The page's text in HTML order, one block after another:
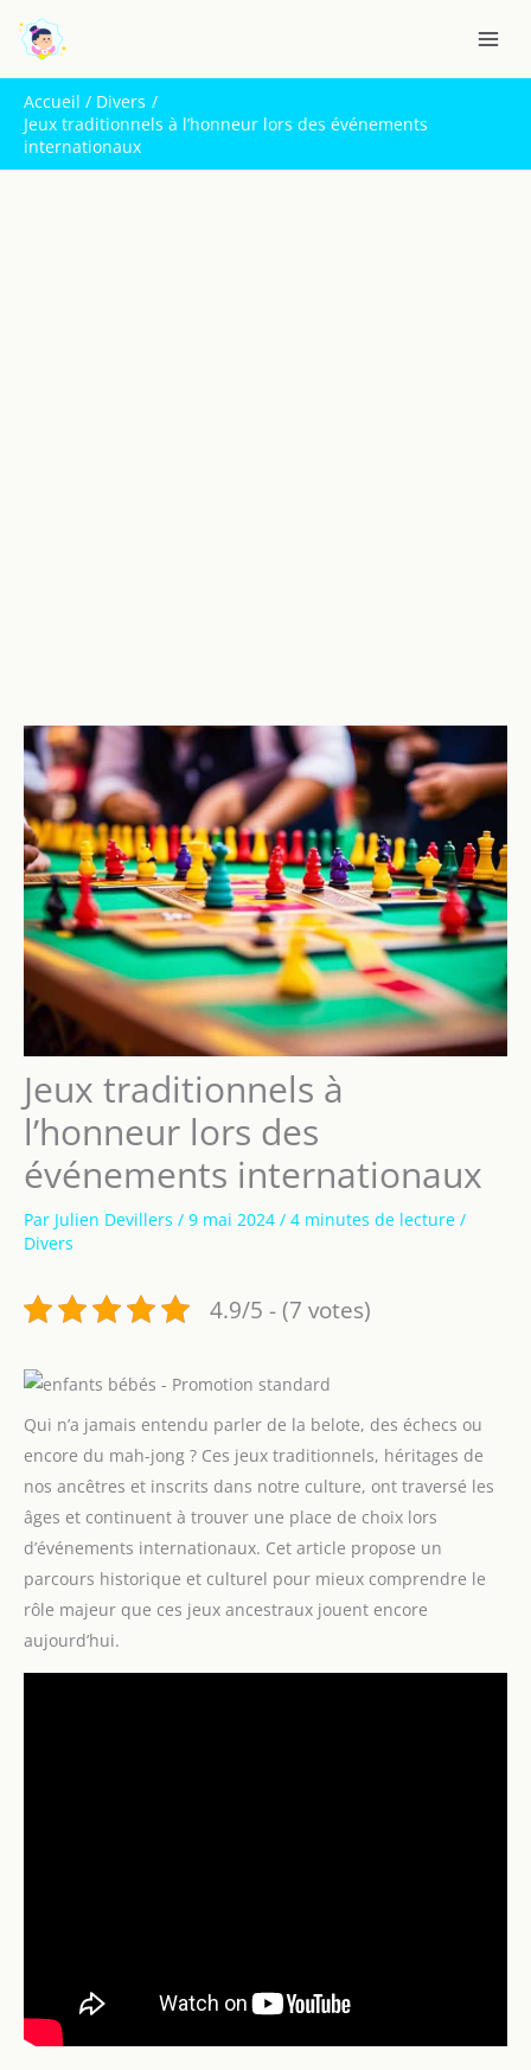
contenu
Accueil
Divers
Jeux traditionnels à l’honneur lors des événements
internationaux
Jeux traditionnels à
l’honneur lors des
événements internationaux
Par Julien Devillers / 9 mai 2024 / 4 minutes de lecture /
Divers
4.9/5 - (7 votes)
Qui n’a jamais entendu parler de la belote, des échecs ou
encore du mah-jong ? Ces jeux traditionnels, héritages de
nos ancêtres et inscrits dans notre culture, ont traversé les
âges et continuent à trouver une place de choix lors
d’événements internationaux. Cet article propose un
parcours historique et culturel pour mieux comprendre le
rôle majeur que ces jeux ancestraux jouent encore
aujourd’hui.
e
c
h
e